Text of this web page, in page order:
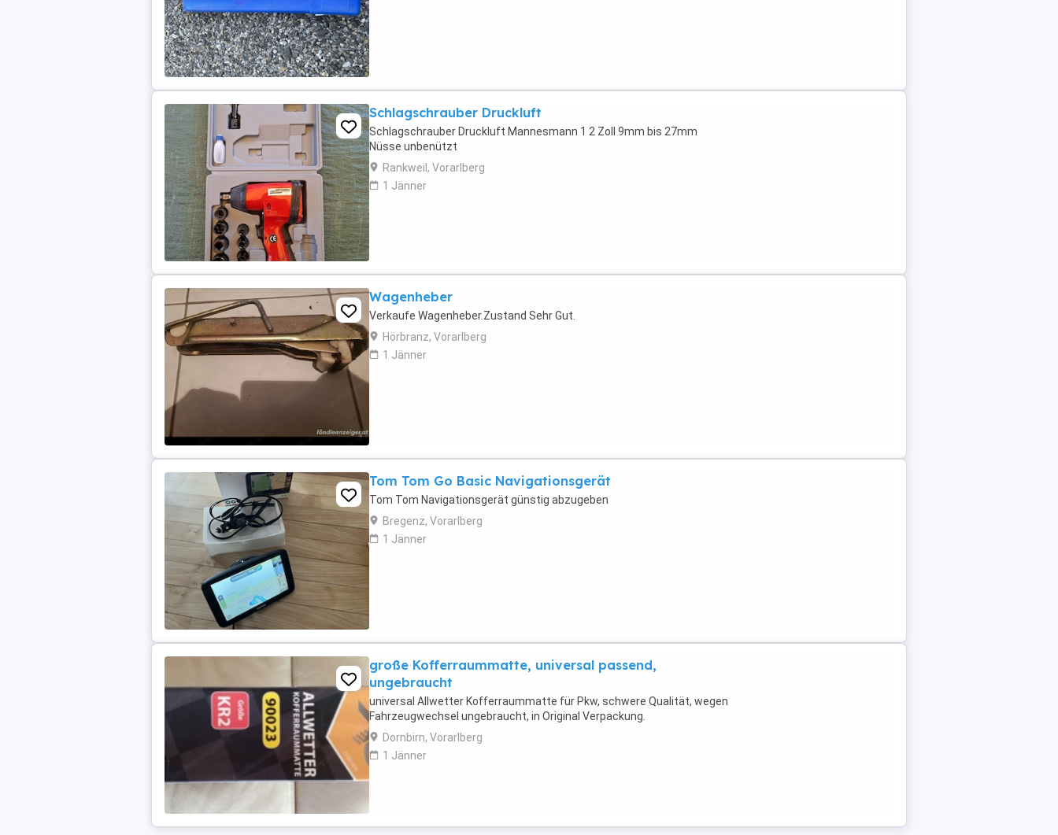
Schlagschrauber Druckluft
Schlagschrauber Druckluft Mannesmann 1 2 Zoll 9mm bis 27mm
Nüsse unbenützt
Rankweil, Vorarlberg
1 Jänner
Wagenheber
Verkaufe Wagenheber.Zustand Sehr Gut.
Hörbranz, Vorarlberg
1 Jänner
Tom Tom Go Basic Navigationsgerät
Tom Tom Navigationsgerät günstig abzugeben
Bregenz, Vorarlberg
1 Jänner
große Kofferraummatte, universal passend,
ungebraucht
universal Allwetter Kofferraummatte für Pkw, schwere Qualität, wegen
Fahrzeugwechsel ungebraucht, in Original Verpackung.
Dornbirn, Vorarlberg
1 Jänner